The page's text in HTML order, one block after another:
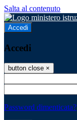
Salta al contenuto
Accedi
Accedi
button close ×
Password dimenticata?